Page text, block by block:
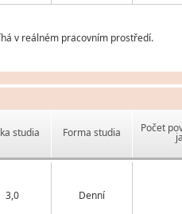
v reálném pracovním prostředí.
studia Forma studia Počet
3,0 Denní